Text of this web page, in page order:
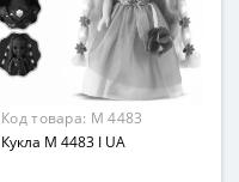
От 3-х лет
Возрастная группа
От 3 лет
Комбинированный
Код товара: M 4483
Кукла M 4483 I UA